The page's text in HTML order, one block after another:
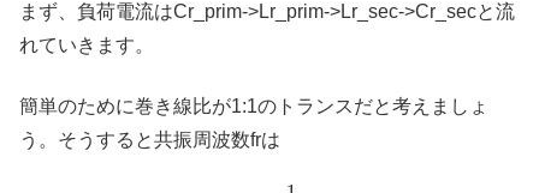
まず、負荷電流はCr_prim->Lr_prim->Lr_sec->Cr_secと流
れていきます。
簡単のために巻き線比が1:1のトランスだと考えましょ
う。そうすると共振周波数frは